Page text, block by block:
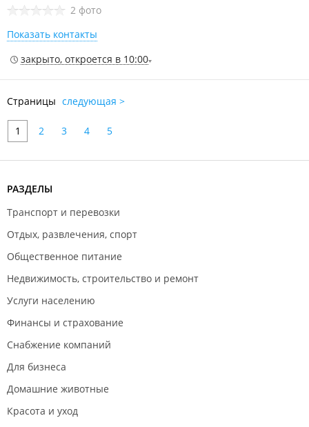
2 фото
Показать контакты
закрыто, откроется в 10:00
Страницы следующая >
1 2 3 4 5
РАЗДЕЛЫ
Транспорт и перевозки
Отдых, развлечения, спорт
Общественное питание
Недвижимость, строительство и ремонт
Услуги населению
Финансы и страхование
Снабжение компаний
Для бизнеса
Домашние животные
Красота и уход